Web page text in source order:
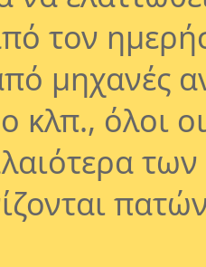
τον
μηχανές
κλπ., όλοι